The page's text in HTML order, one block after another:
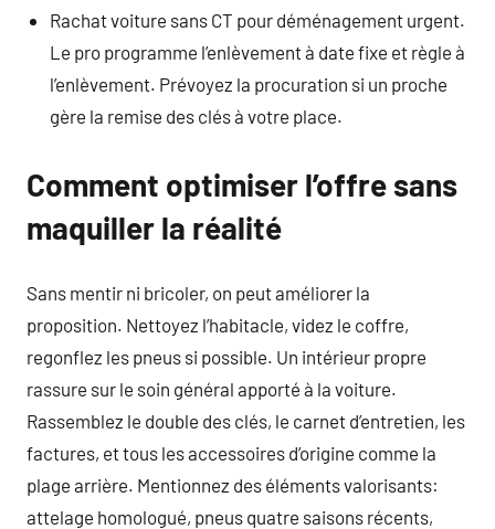
Rachat voiture sans CT pour déménagement urgent.
Le pro programme l’enlèvement à date fixe et règle à
l’enlèvement. Prévoyez la procuration si un proche
gère la remise des clés à votre place.
Comment optimiser l’offre sans
maquiller la réalité
Sans mentir ni bricoler, on peut améliorer la
proposition. Nettoyez l’habitacle, videz le coffre,
regonflez les pneus si possible. Un intérieur propre
rassure sur le soin général apporté à la voiture.
Rassemblez le double des clés, le carnet d’entretien, les
factures, et tous les accessoires d’origine comme la
plage arrière. Mentionnez des éléments valorisants:
attelage homologué, pneus quatre saisons récents,